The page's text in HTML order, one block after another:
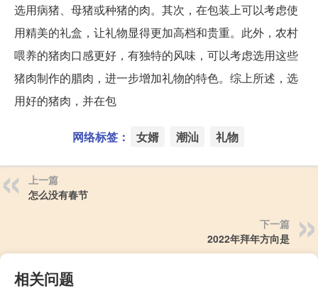
选用病猪、母猪或种猪的肉。其次，在包装上可以考虑使
用精美的礼盒，让礼物显得更加高档和贵重。此外，农村
喂养的猪肉口感更好，有独特的风味，可以考虑选用这些
猪肉制作的腊肉，进一步增加礼物的特色。综上所述，选
用好的猪肉，并在包
网络标签： 女婿 潮汕 礼物
上一篇
怎么没有春节
下一篇
2022年拜年方向是
相关问题